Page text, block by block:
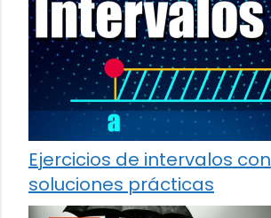
Ejercicios de intervalos con
soluciones prácticas